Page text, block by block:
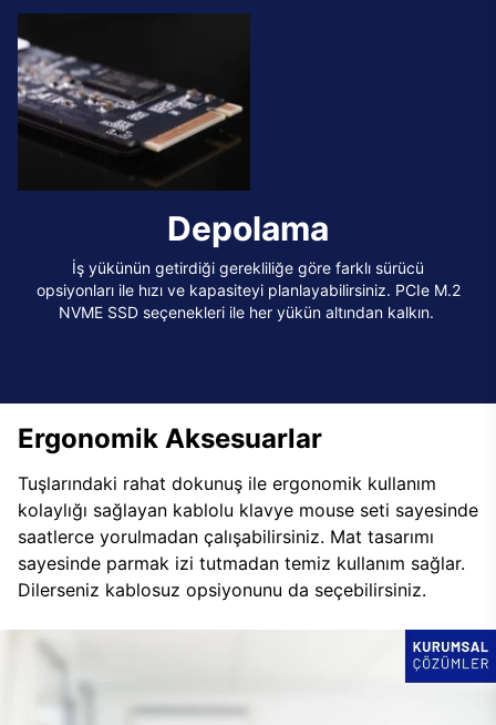
Depolama
İş yükünün getirdiği gerekliliğe göre farklı sürücü
opsiyonları ile hızı ve kapasiteyi planlayabilirsiniz. PCIe M.2
NVME SSD seçenekleri ile her yükün altından kalkın.
Ergonomik Aksesuarlar
Tuşlarındaki rahat dokunuş ile ergonomik kullanım
kolaylığı sağlayan kablolu klavye mouse seti sayesinde
saatlerce yorulmadan çalışabilirsiniz. Mat tasarımı
sayesinde parmak izi tutmadan temiz kullanım sağlar.
Dilerseniz kablosuz opsiyonunu da seçebilirsiniz.